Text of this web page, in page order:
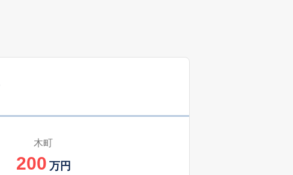
木町
200 万円